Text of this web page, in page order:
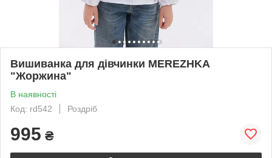
Вишиванка для дівчинки MEREZHKA
"Жоржина"
В наявності
Код: rd542
Роздріб
995 ₴